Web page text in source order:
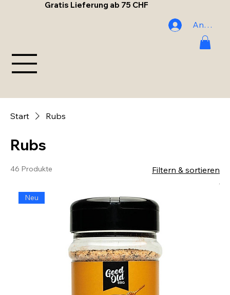
Gratis Lieferung ab 75 CHF
Start Rubs
Rubs
46 Produkte Filtern & sortieren
Neu